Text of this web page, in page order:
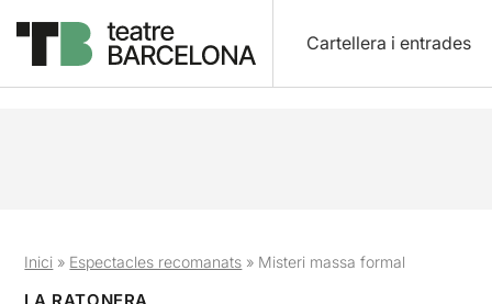
Cartellera i entrades
Inici » Espectacles recomanats » Misteri massa formal